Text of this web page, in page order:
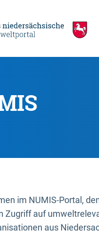
im NUMIS-Portal,
Zugriff auf
aus